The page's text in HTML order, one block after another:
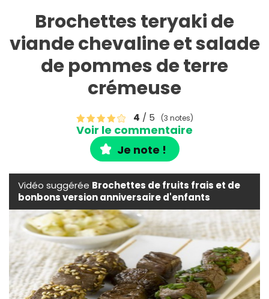
Brochettes teryaki de
viande chevaline et salade
de pommes de terre
crémeuse
4 / 5 (3 notes)
Voir le commentaire
Je note !
Vidéo suggérée Brochettes de fruits frais et de
bonbons version anniversaire d'enfants